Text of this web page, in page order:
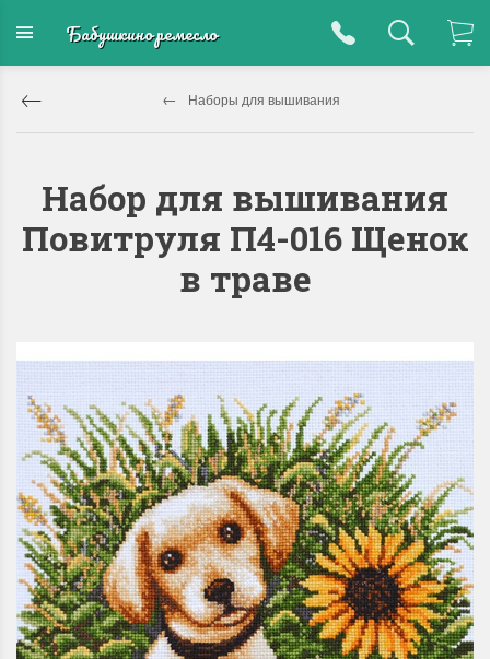
Бабушкино ремесло
Наборы для вышивания
Набор для вышивания
Повитруля П4-016 Щенок
в траве